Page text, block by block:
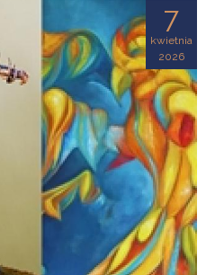
7
kwietnia
2026